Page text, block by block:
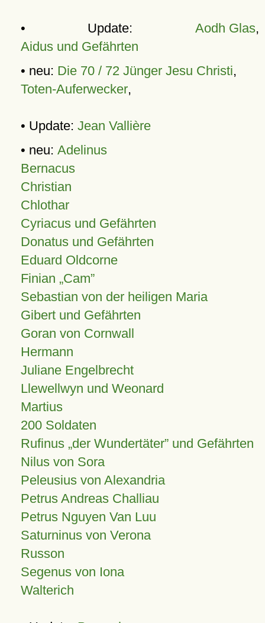
• Update: Aodh Glas,
Aidus und Gefährten
• neu: Die 70 / 72 Jünger Jesu Christi,
Toten-Auferwecker,
• Update: Jean Vallière
• neu: Adelinus
Bernacus
Christian
Chlothar
Cyriacus und Gefährten
Donatus und Gefährten
Eduard Oldcorne
Finian Cam
Sebastian von der heiligen Maria
Gibert und Gefährten
Goran von Cornwall
Hermann
Juliane Engelbrecht
Llewellwyn und Weonard
Martius
200 Soldaten
Rufinus „der Wundertäter” und Gefährten
Nilus von Sora
Peleusius von Alexandria
Petrus Andreas Challiau
Petrus Nguyen Van Luu
Saturninus von Verona
Russon
Segenus von Iona
Walterich